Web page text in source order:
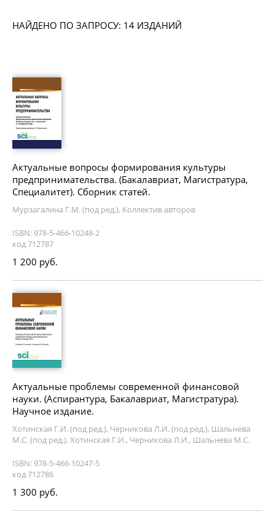
НАЙДЕНО ПО ЗАПРОСУ: 14 ИЗДАНИЙ
Актуальные вопросы формирования культуры
предпринимательства. (Бакалавриат, Магистратура,
Специалитет). Сборник статей.
Мурзагалина Г.М. (под ред.), Коллектив авторов
ISBN: 978-5-466-10248-2
код 712787
1 200 руб.
Актуальные проблемы современной финансовой
науки. (Аспирантура, Бакалавриат, Магистратура).
Научное издание.
Хотинская Г.И. (под ред.), Черникова Л.И. (под ред.), Шальнева
М.С. (под ред.), Хотинская Г.И., Черникова Л.И., Шальнева М.С.
ISBN: 978-5-466-10247-5
код 712786
1 300 руб.